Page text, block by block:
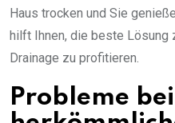
Haus trocken und Sie
hilft Ihnen, die beste Lösung
Drainage zu profitieren.
Probleme bei